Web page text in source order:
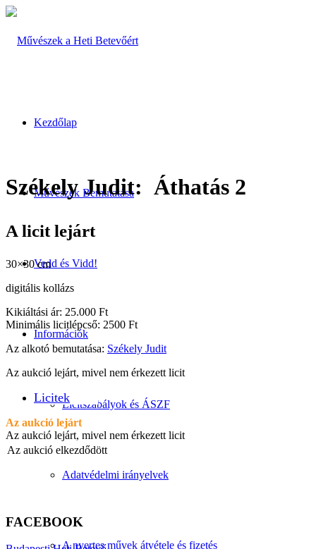
Kezdőlap
Művészek Bemutatása
Vedd és Vidd!
Információk
Licitszabályok és ÁSZF
Adatvédelmi irányelvek
A nyertes művek átvétele és fizetés
Székely Judit: Áthatás 2
A licit lejárt
30×30 cm
digitális kollázs
Kikiáltási ár: 25.000 Ft
Minimális licitlépcső: 2500 Ft
Az alkotó bemutatása: Székely Judit
Az aukció lejárt, mivel nem érkezett licit
Licitek
Az aukció lejárt
Az aukció lejárt, mivel nem érkezett licit
Az aukció elkezdődött
FACEBOOK